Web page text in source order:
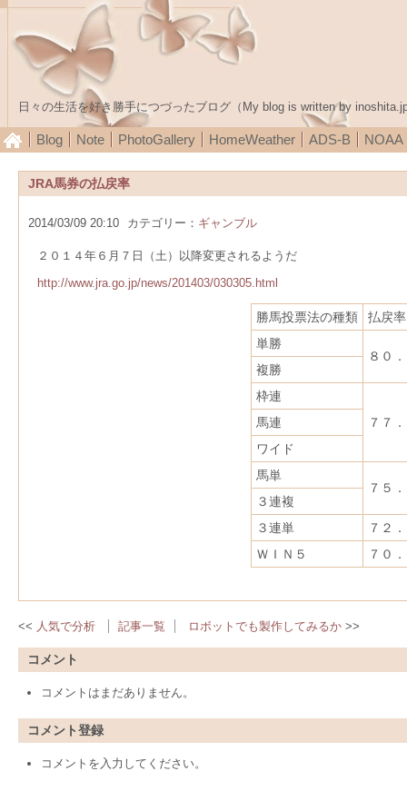
日々の生活を好き勝手につづったブログ（My blog is written by
Blog Note PhotoGallery HomeWeather ADS-B NOAA
JRA馬券の払戻率
2014/03/09 20:10 カテゴリー： ギャンブル
２０１４年６月７日（土）以降変更されるようだ
http://www.jra.go.jp/news/201403/030305.html
勝馬投票法の種類
払戻率
単勝
８０
複勝
枠連
７７
馬連
ワイド
馬単
７５
３連複
３連単
７２
ＷＩＮ５
７０
人気で分析 記事一覧 ロボットでも製作してみるか
コメント
コメントはまだありません。
コメント登録
コメントを入力してください。